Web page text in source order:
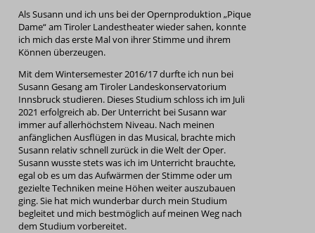
Als Susann und ich uns bei der Opernproduktion „Pique
Dame“ am Tiroler Landestheater wieder sahen, konnte
ich mich das erste Mal von ihrer Stimme und ihrem
Können überzeugen.
Mit dem Wintersemester 2016/17 durfte ich nun bei
Susann Gesang am Tiroler Landeskonservatorium
Innsbruck studieren. Dieses Studium schloss ich im Juli
2021 erfolgreich ab. Der Unterricht bei Susann war
immer auf allerhöchstem Niveau. Nach meinen
anfänglichen Ausflügen in das Musical, brachte mich
Susann relativ schnell zurück in die Welt der Oper.
Susann wusste stets was ich im Unterricht brauchte,
egal ob es um das Aufwärmen der Stimme oder um
gezielte Techniken meine Höhen weiter auszubauen
ging. Sie hat mich wunderbar durch mein Studium
begleitet und mich bestmöglich auf meinen Weg nach
dem Studium vorbereitet.